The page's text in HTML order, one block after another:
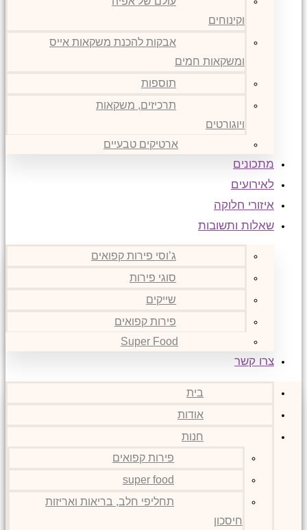
וקינוחים
אבקות להכנת משקאות אייס
ומשקאות חמים
תוספות
תרכיזים, משקאות
ויוגורטים
ארטיקים טבעיים
מתכונים
לאירועים
איזורי חלוקה
שאלות ותשובות
ג’וסי פירות קפואים
סוגי פירות
שייקים
פירות קפואים
Super Food
צרו קשר
בית
אודות
חנות
פירות קפואים
super food
תחליפי חלב, בריאות ואריזות
חיסכון